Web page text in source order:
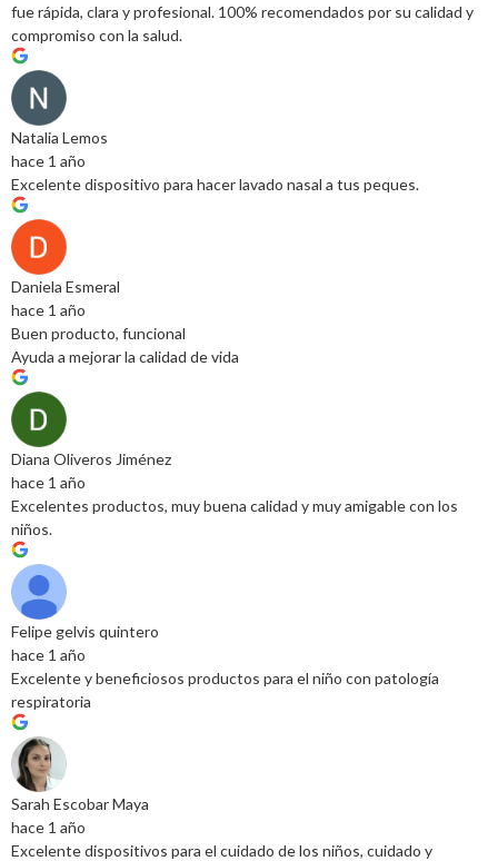
fue rápida, clara y profesional. 100% recomendados por su calidad y
compromiso con la salud.
Natalia Lemos
hace 1 año
Excelente dispositivo para hacer lavado nasal a tus peques.
Daniela Esmeral
hace 1 año
Buen producto, funcional
Ayuda a mejorar la calidad de vida
Diana Oliveros Jiménez
hace 1 año
Excelentes productos, muy buena calidad y muy amigable con los
niños.
Felipe gelvis quintero
hace 1 año
Excelente y beneficiosos productos para el niño con patología
respiratoria
Sarah Escobar Maya
hace 1 año
Excelente dispositivos para el cuidado de los niños, cuidado y